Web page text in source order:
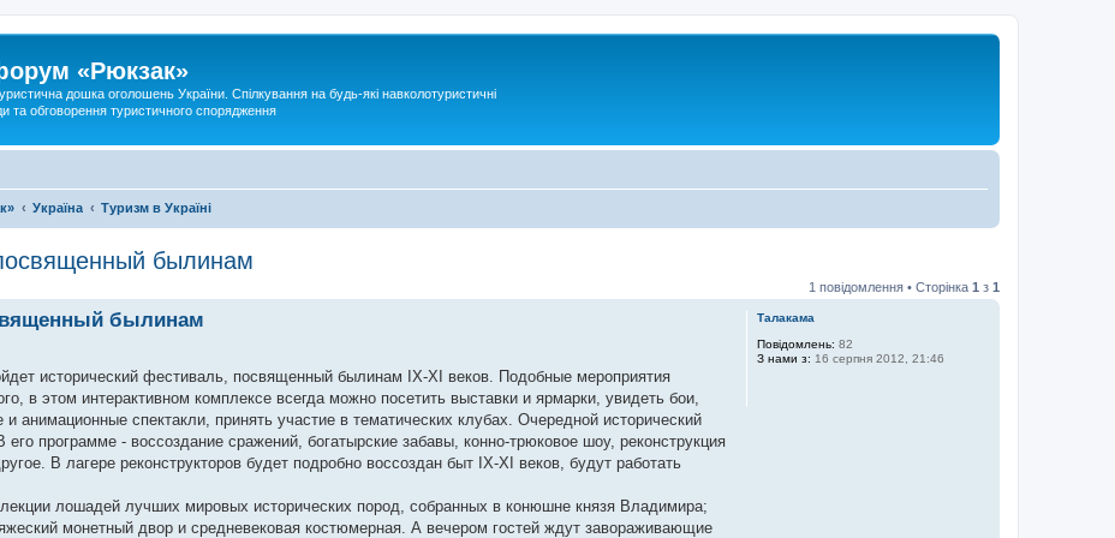
«Рюкзак»
дошка оголошень України. Спілкування на будь-які навколотуристичні
та обговорення туристичного спорядження
Україна Туризм в Україні
былинам
1 повідомлення • Сторінка 1 з 1
Талакама
Повідомлень: 82
З нами з: 16 серпня 2012, 21:46
былинам
исторический фестиваль, посвященный былинам IX-XI веков. Подобные мероприятия
в этом интерактивном комплексе всегда можно посетить выставки и ярмарки, увидеть бои,
анимационные спектакли, принять участие в тематических клубах. Очередной исторический
его программе - воссоздание сражений, богатырские забавы, конно-трюковое шоу, реконструкция
В лагере реконструкторов будет подробно воссоздан быт IX-XI веков, будут работать
лошадей лучших мировых исторических пород, собранных в конюшне князя Владимира;
монетный двор и средневековая костюмерная. А вечером гостей ждут завораживающие